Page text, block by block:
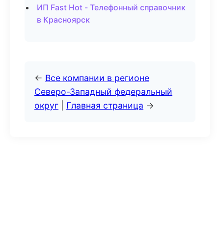
ИП Fast Hot - Телефонный справочник
в Красноярск
← Все компании в регионе
Северо-Западный федеральный
округ
Главная страница →